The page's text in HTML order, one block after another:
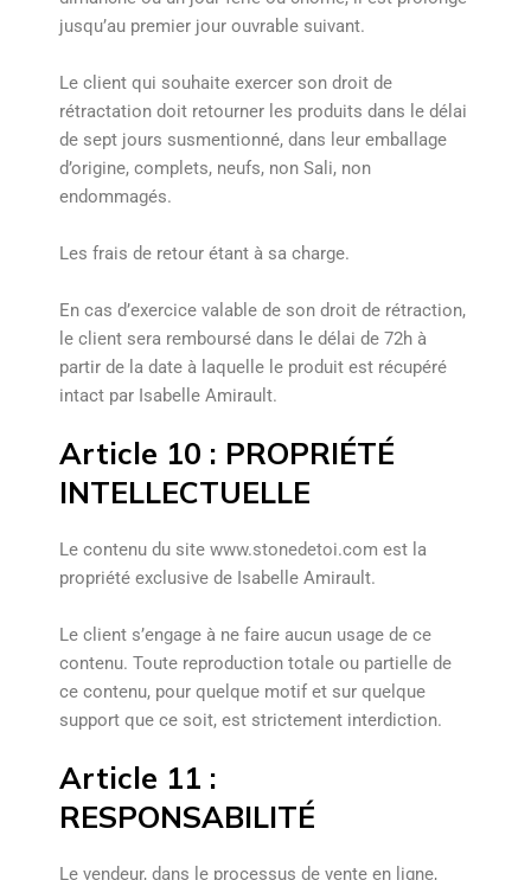
jusqu’au premier jour ouvrable suivant.
Le client qui souhaite exercer son droit de
rétractation doit retourner les produits dans le délai
de sept jours susmentionné, dans leur emballage
d’origine, complets, neufs, non Sali, non
endommagés.
Les frais de retour étant à sa charge.
En cas d’exercice valable de son droit de rétraction,
le client sera remboursé dans le délai de 72h à
partir de la date à laquelle le produit est récupéré
intact par Isabelle Amirault.
Article 10 : PROPRIÉTÉ
INTELLECTUELLE
Le contenu du sitewww.stonedetoi.com est la
propriété exclusive de Isabelle Amirault.
Le client s’engage à ne faire aucun usage de ce
contenu. Toute reproduction totale ou partielle de
ce contenu, pour quelque motif et sur quelque
support que ce soit, est strictement interdiction.
Article 11 :
RESPONSABILITÉ
Le vendeur, dans le processus de vente en ligne,